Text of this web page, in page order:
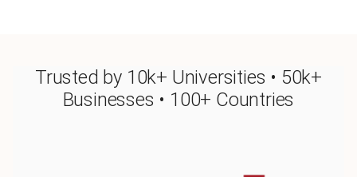
Trusted by 10k+ Universities • 50k+
Businesses • 100+ Countries